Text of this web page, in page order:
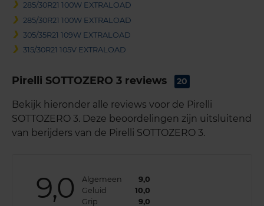
285/30R21 100W EXTRALOAD
285/30R21 100W EXTRALOAD
305/35R21 109W EXTRALOAD
315/30R21 105V EXTRALOAD
Pirelli SOTTOZERO 3 reviews 20
Bekijk hieronder alle reviews voor de Pirelli
SOTTOZERO 3. Deze beoordelingen zijn uitsluitend
van berijders van de Pirelli SOTTOZERO 3.
9,0 Algemeen
9,0
Geluid
10,0
Grip
9,0